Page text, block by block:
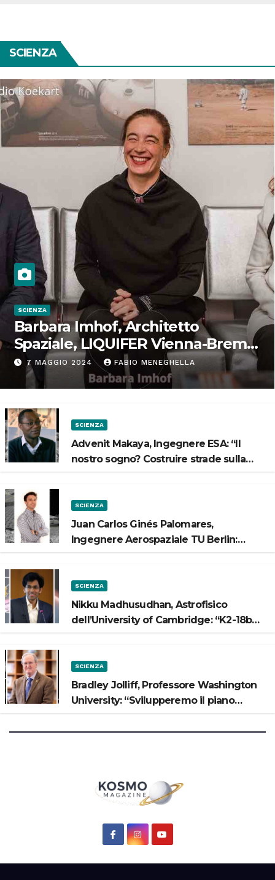
SCIENZA
SCIENZA
Barbara Imhof, Architetto
Spaziale, LIQUIFER Vienna-Brema:
“Progettiamo habitat per lo
Spazio”
7 MAGGIO 2024 FABIO MENEGHELLA
SCIENZA
Advenit Makaya, Ingegnere ESA: “Il
nostro sogno? Costruire strade sulla
SCIENZA
Juan Carlos Ginés Palomares,
Ingegnere Aerospaziale TU Berlin:
SCIENZA
Nikku Madhusudhan, Astrofisico
dell’University of Cambridge: “K2-18b
SCIENZA
Bradley Jolliff, Professore Washington
University: “Svilupperemo il piano